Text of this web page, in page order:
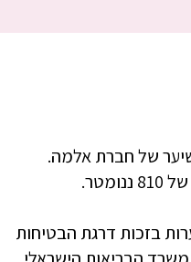
של חברת אלמה.
בזכות דרגת הבטיחות